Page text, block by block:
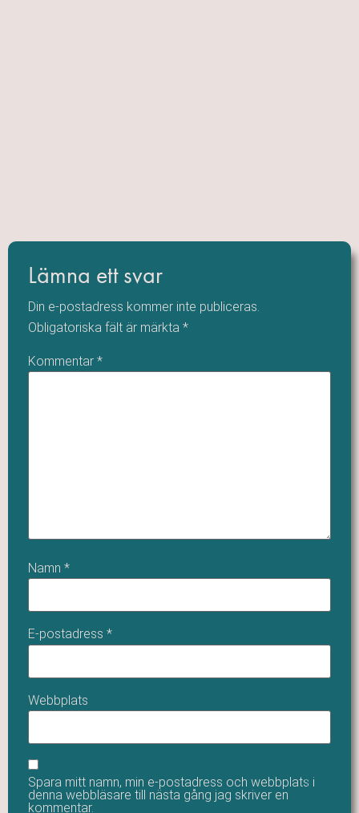
Lämna ett svar
Din e-postadress kommer inte publiceras.
Obligatoriska fält är märkta *
Kommentar *
Namn *
E-postadress *
Webbplats
Spara mitt namn, min e-postadress och webbplats i
denna webbläsare till nästa gång jag skriver en
kommentar.
Tillbaka till toppen